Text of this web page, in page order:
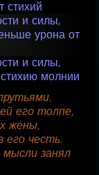
стихий
и силы,
урона от
и силы,
молнии
его толпе,
жены,
его честь.
занял